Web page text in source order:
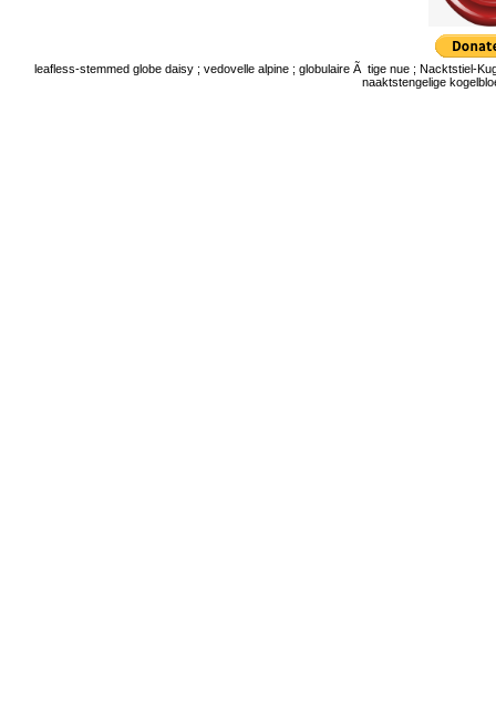
leafless-stemmed globe daisy ; vedovelle alpine ; globulaire Ã tige nue ; Nacktstiel-
naaktstengelige